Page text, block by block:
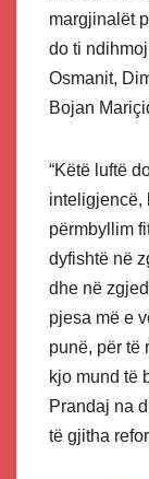
margjinalët
do ti
Osmanit,
Bojan
“Këtë luftë
inteligjencë,
përmbyllim
dyfishtë në
dhe në
pjesa më e
punë, për të
kjo mund të
Prandaj na
të gjitha